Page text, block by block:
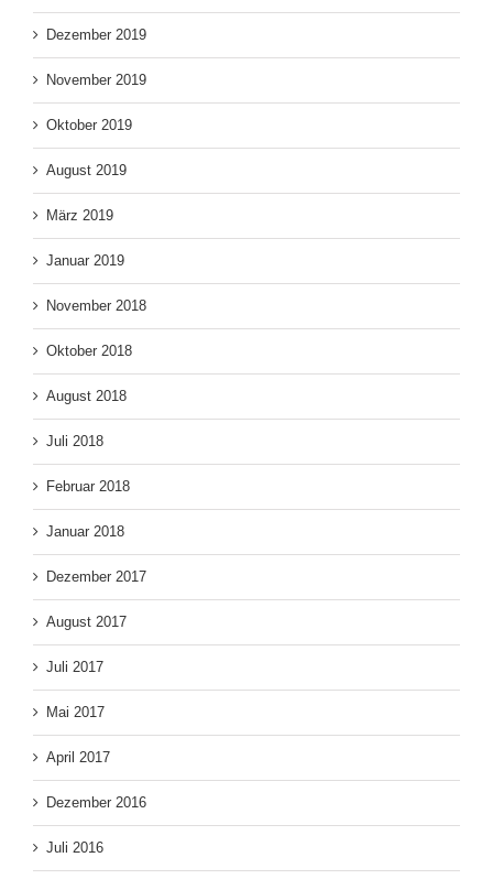
Dezember 2019
November 2019
Oktober 2019
August 2019
März 2019
Januar 2019
November 2018
Oktober 2018
August 2018
Juli 2018
Februar 2018
Januar 2018
Dezember 2017
August 2017
Juli 2017
Mai 2017
April 2017
Dezember 2016
Juli 2016